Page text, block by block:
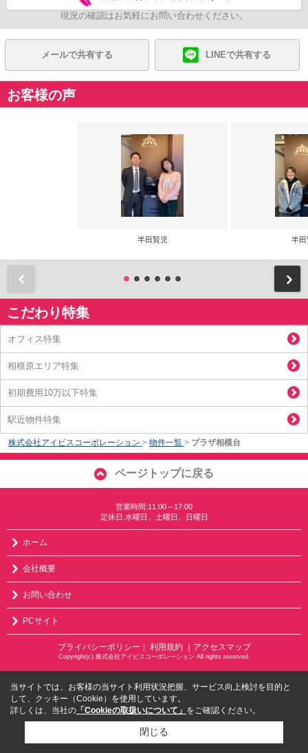
現況の確認はお気軽にお問い合わせください。
メールで共有する LINEで共有する
お客様の声
半田賢児 半田
こだわり特集
オフィス特集
相模原エリア特集
初期費用10万以下特集
駅近物件特集
株式会社アイビスコーポレーション > 物件一覧 > プラザ相模台
ページトップに戻る
営業時間:11:00～17:00
定休日:水曜日、土曜日、日曜日
ホーム
会社概要
お問い合わせ
PCサイト
プライバシーポリシー 利用規約 ｜アクセスマップ
Copyright(c) 株式会社アイビスコーポレーション All rights reserved.
当サイトでは、お客様の当サイト利用状況把握、サービス向上検討を目的と
して、クッキー（Cookie）を使用しています。
詳しくは、当社の 「Cookieの取扱いについて」 をご確認ください。
閉じる